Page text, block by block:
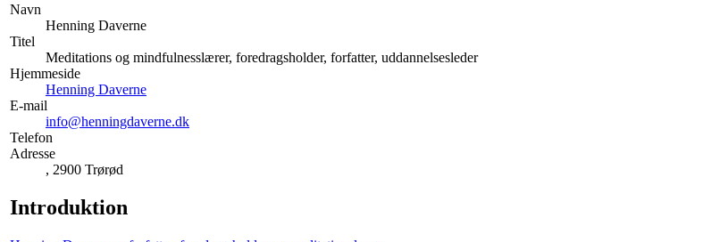
Navn
Henning Daverne
Titel
Meditations og mindfulnesslærer, foredragsholder, forfatter, uddannelsesleder
Hjemmeside
Henning Daverne
E-mail
info@henningdaverne.dk
Telefon
Adresse
, 2900 Trørød
Introduktion